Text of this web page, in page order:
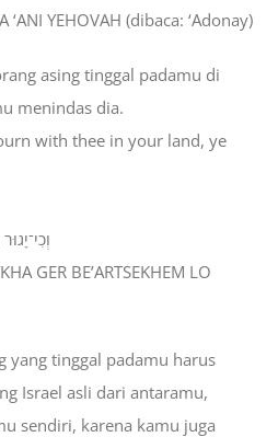
‘ANI YEHOVAH (dibaca: ‘Adonay)
asing tinggal padamu di
menindas dia.
with thee in your land, ye
GER BE’ARTSEKHEM LO
yang tinggal padamu harus
Israel asli dari antaramu,
sendiri, karena kamu juga